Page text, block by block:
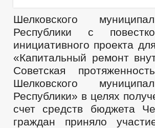
Шелковского
Республики с
инициативного проекта
«Капитальный ремонт
Советская
Шелковского
Республики» в целях
счет средств бюджета
граждан приняло